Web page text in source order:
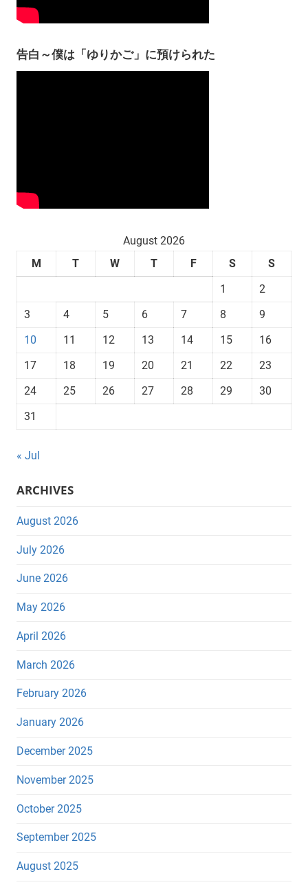
告白～僕は「ゆりかご」に預けられた
August 2026
M
T W T F S
S
1
2
3
4 5 6 7 8
9
10
11 12 13 14 15
16
17
18 19 20 21 22
23
24
25 26 27 28 29
30
31
« Jul
ARCHIVES
August 2026
July 2026
June 2026
May 2026
April 2026
March 2026
February 2026
January 2026
December 2025
November 2025
October 2025
September 2025
August 2025